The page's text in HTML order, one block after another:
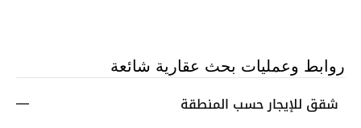
روابط وعمليات بحث عقارية شائعة
شقق للإيجار حسب المنطقة